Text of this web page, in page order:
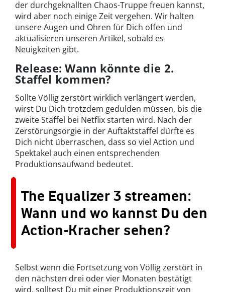
der durchgeknallten Chaos-Truppe freuen kannst,
wird aber noch einige Zeit vergehen. Wir halten
unsere Augen und Ohren für Dich offen und
aktualisieren unseren Artikel, sobald es
Neuigkeiten gibt.
Release: Wann könnte die 2.
Staffel kommen?
Sollte Völlig zerstört wirklich verlängert werden,
wirst Du Dich trotzdem gedulden müssen, bis die
zweite Staffel bei Netflix starten wird. Nach der
Zerstörungsorgie in der Auftaktstaffel dürfte es
Dich nicht überraschen, dass so viel Action und
Spektakel auch einen entsprechenden
Produktionsaufwand bedeutet.
The Equalizer 3 streamen:
Wann und wo kannst Du den
Action-Kracher sehen?
Selbst wenn die Fortsetzung von Völlig zerstört in
den nächsten drei oder vier Monaten bestätigt
wird, solltest Du mit einer Produktionszeit von